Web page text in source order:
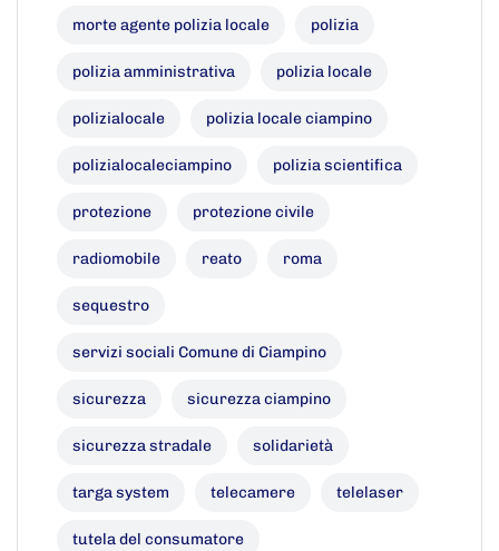
morte agente polizia locale polizia
polizia amministrativa polizia locale
polizialocale polizia locale ciampino
polizialocaleciampino polizia scientifica
protezione protezione civile
radiomobile reato roma
sequestro
servizi sociali Comune di Ciampino
sicurezza sicurezza ciampino
sicurezza stradale solidarietà
targa system telecamere telelaser
tutela del consumatore